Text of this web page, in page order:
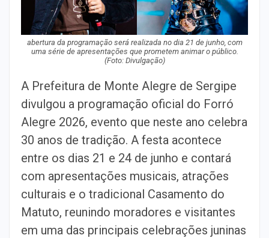
abertura da programação será realizada no dia 21 de junho, com
uma série de apresentações que prometem animar o público.
(Foto: Divulgação)
A Prefeitura de Monte Alegre de Sergipe
divulgou a programação oficial do Forró
Alegre 2026, evento que neste ano celebra
30 anos de tradição. A festa acontece
entre os dias 21 e 24 de junho e contará
com apresentações musicais, atrações
culturais e o tradicional Casamento do
Matuto, reunindo moradores e visitantes
em uma das principais celebrações juninas